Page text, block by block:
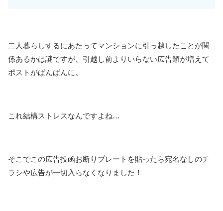
二人暮らしするにあたってマンションに引っ越したことが関
係あるかは謎ですが、引越し前よりいらない広告類が増えて
ポストがぱんぱんに。
これ結構ストレスなんですよね…
そこでこの広告投函お断りプレートを貼ったら宛名なしのチ
ラシや広告が一切入らなくなりました！